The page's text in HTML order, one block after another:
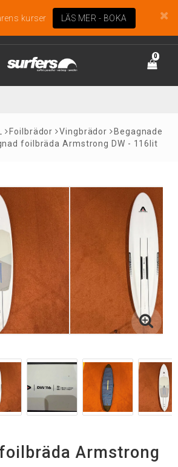
kurser LÄS MER - BOKA
0
Foilbrädor Vingbrädor
Begagnade
foilbräda Armstrong DW - 116lit
Armstrong